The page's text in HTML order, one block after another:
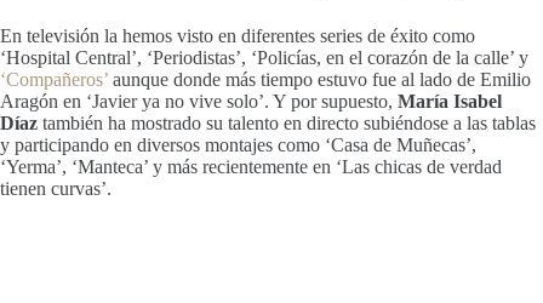
En televisión la hemos visto en diferentes series de éxito como
‘Hospital Central’, ‘Periodistas’, ‘Policías, en el corazón de la calle’ y
‘Compañeros’ aunque donde más tiempo estuvo fue al lado de Emilio
Aragón en ‘Javier ya no vive solo’. Y por supuesto, María Isabel
Díaz también ha mostrado su talento en directo subiéndose a las tablas
y participando en diversos montajes como ‘Casa de Muñecas’,
‘Yerma’, ‘Manteca’ y más recientemente en ‘Las chicas de verdad
tienen curvas’.